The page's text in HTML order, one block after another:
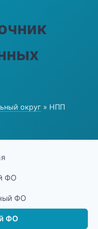
округ » НПП
ФО
ФО
ФО